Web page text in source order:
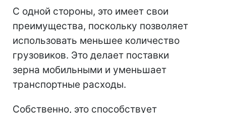
С одной стороны, это имеет свои
преимущества, поскольку позволяет
использовать меньшее количество
грузовиков. Это делает поставки
зерна мобильными и уменьшает
транспортные расходы.
Собственно, это способствует